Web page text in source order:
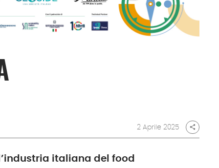
2 Aprile 2025 share
italiana del food